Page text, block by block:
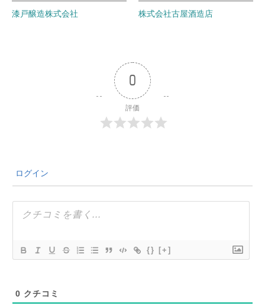
漆戸醸造株式会社 株式会社古屋酒造店
0
評価
ログイン
{} [+]
0 クチコミ